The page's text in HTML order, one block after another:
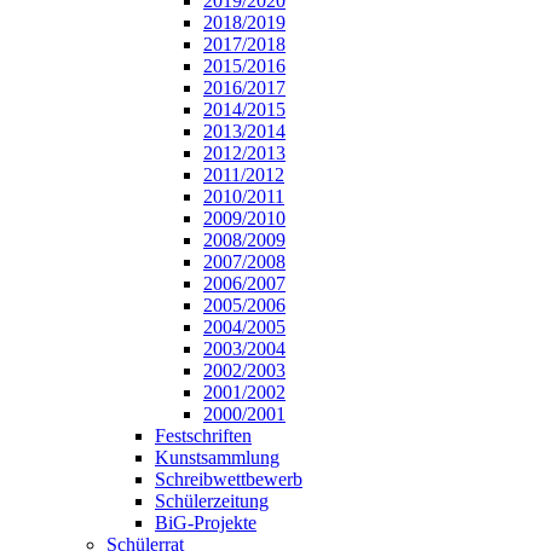
2018/2019
2017/2018
2015/2016
2016/2017
2014/2015
2013/2014
2012/2013
2011/2012
2010/2011
2009/2010
2008/2009
2007/2008
2006/2007
2005/2006
2004/2005
2003/2004
2002/2003
2001/2002
2000/2001
Festschriften
Kunstsammlung
Schreibwettbewerb
Schülerzeitung
BiG-Projekte
Schülerrat